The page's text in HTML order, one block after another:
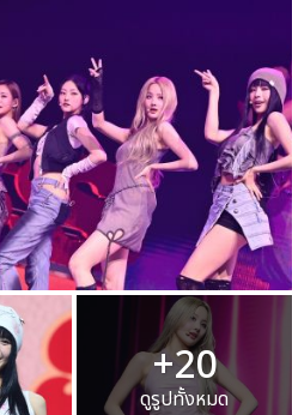
+20
ดูรูปทั้งหมด